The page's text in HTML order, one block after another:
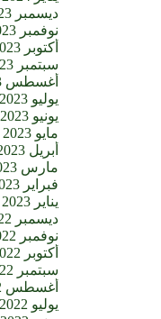
ديسمبر 2023
نوفمبر 2023
أكتوبر 2023
سبتمبر 2023
أغسطس 2023
يوليو 2023
يونيو 2023
مايو 2023
أبريل 2023
مارس 2023
فبراير 2023
يناير 2023
ديسمبر 2022
نوفمبر 2022
أكتوبر 2022
سبتمبر 2022
أغسطس 2022
يوليو 2022